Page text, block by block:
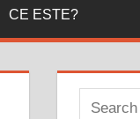
CE ESTE?
Search